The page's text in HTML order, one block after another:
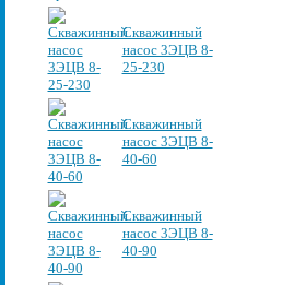
Скважинный
насос 3ЭЦВ 8-
25-230
Скважинный
насос 3ЭЦВ 8-
40-60
Скважинный
насос 3ЭЦВ 8-
40-90